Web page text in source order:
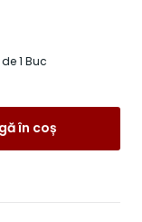
1 Buc
în coș